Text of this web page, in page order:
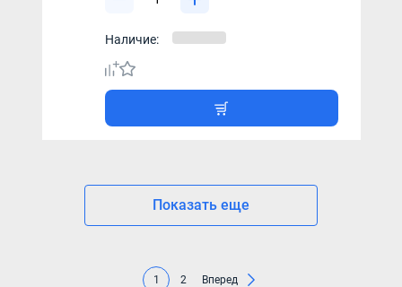
Наличие:
Показать еще
1 2 Вперед